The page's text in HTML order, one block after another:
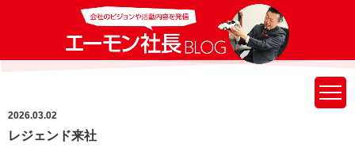
2026.03.02
レジェンド来社